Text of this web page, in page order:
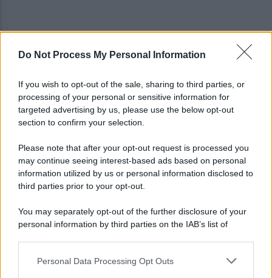
Do Not Process My Personal Information
If you wish to opt-out of the sale, sharing to third parties, or
processing of your personal or sensitive information for
targeted advertising by us, please use the below opt-out
section to confirm your selection.
Please note that after your opt-out request is processed you
may continue seeing interest-based ads based on personal
information utilized by us or personal information disclosed to
third parties prior to your opt-out.
You may separately opt-out of the further disclosure of your
personal information by third parties on the IAB’s list of
This information may also be disclosed by us to third parties
Personal Data Processing Opt Outs
Gabriel Jesus al Napoli? Pista concreta: le ultime
Napoli, Meret o Savic? Spunta un nuovo nome per
la porta azzurra!